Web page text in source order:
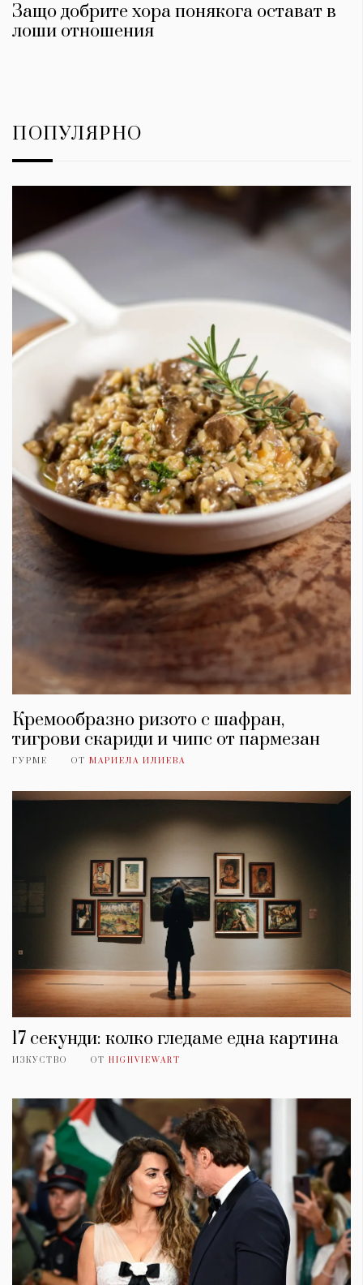
Защо добрите хора понякога остават в
лоши отношения
ПОПУЛЯРНО
Кремообразно ризото с шафран,
тигрови скариди и чипс от пармезан
ГУРМЕ ОТ МАРИЕЛА ИЛИЕВА
17 секунди: колко гледаме една картина
ИЗКУСТВО ОТ HIGHVIEWART